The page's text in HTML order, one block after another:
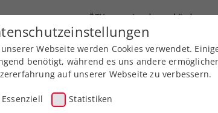
ÖTV Landesverbände
Ausbildungen Services Über
Webseite werden Cookies verwendet.
benötigt, während es uns andere
auf unserer Webseite zu verbessern.
Essenziell Statistiken